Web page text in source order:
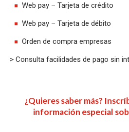
Web pay – Tarjeta de crédito
Web pay – Tarjeta de débito
Orden de compra empresas
> Consulta facilidades de pago sin
¿Quieres saber más?
información especial